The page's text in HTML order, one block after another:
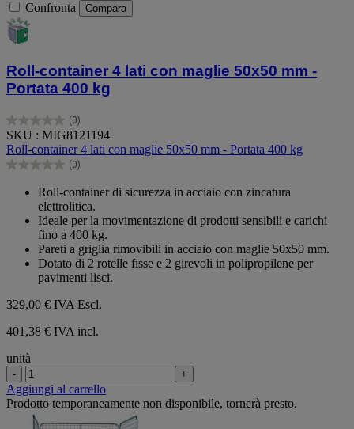
Confronta Compara
Roll-container 4 lati con maglie 50x50 mm -
Portata 400 kg
(0)
0.0
su
5
stelle.
SKU : MIG8121194
Roll-container 4 lati con maglie 50x50 mm - Portata 400 kg
(0)
0.0
Roll-container di sicurezza in acciaio con zincatura
elettrolitica.
Ideale per la movimentazione di prodotti sensibili e carichi
fino a 400 kg.
Pareti a griglia rimovibili in acciaio con maglie 50x50 mm.
Dotato di 2 rotelle fisse e 2 girevoli in polipropilene per
pavimenti lisci.
329,00 € IVA Escl.
401,38 € IVA incl.
unità
- +
Aggiungi al carrello
Prodotto temporaneamente non disponibile, tornerà presto.